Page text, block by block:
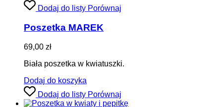
Dodaj do listy Porównaj
Poszetka MAREK
69,00 zł
Biała poszetka w kwiatuszki.
Dodaj do koszyka
Dodaj do listy Porównaj